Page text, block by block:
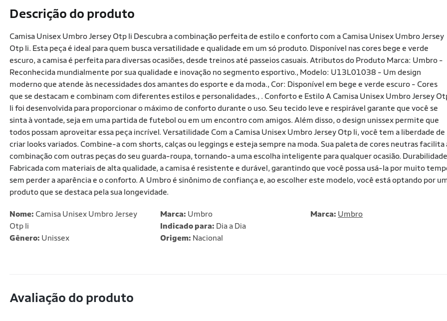
Descrição do produto
Camisa Unisex Umbro Jersey Otp Ii Descubra a combinação perfeita de estilo e conforto com a Camisa Unisex Umbro Jersey
Otp Ii. Esta peça é ideal para quem busca versatilidade e qualidade em um só produto. Disponível nas cores bege e verde
escuro, a camisa é perfeita para diversas ocasiões, desde treinos até passeios casuais. Atributos do Produto Marca: Umbro -
Reconhecida mundialmente por sua qualidade e inovação no segmento esportivo., Modelo: U13L01038 - Um design
moderno que atende às necessidades dos amantes do esporte e da moda., Cor: Disponível em bege e verde escuro - Cores
que se destacam e combinam com diferentes estilos e personalidades., . Conforto e Estilo A Camisa Unisex Umbro Jersey
Ii foi desenvolvida para proporcionar o máximo de conforto durante o uso. Seu tecido leve e respirável garante que você se
sinta à vontade, seja em uma partida de futebol ou em um encontro com amigos. Além disso, o design unissex permite que
todos possam aproveitar essa peça incrível. Versatilidade Com a Camisa Unisex Umbro Jersey Otp Ii, você tem a liberdade de
criar looks variados. Combine-a com shorts, calças ou leggings e esteja sempre na moda. Sua paleta de cores neutras facilita
combinação com outras peças do seu guarda-roupa, tornando-a uma escolha inteligente para qualquer ocasião. Durabilidade
Fabricada com materiais de alta qualidade, a camisa é resistente e durável, garantindo que você possa usá-la por muito
sem perder a aparência e o conforto. A Umbro é sinônimo de confiança e, ao escolher este modelo, você está optando por
produto que se destaca pela sua longevidade.
Nome: Camisa Unisex Umbro Jersey
Otp Ii
Gênero: Unissex
Marca: Umbro
Indicado para: Dia a Dia
Origem: Nacional
Marca: Umbro
Avaliação do produto